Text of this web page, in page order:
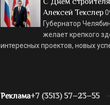
Алексей Текслер
Губернатор
желает крепкого
интересных проектов, новых
Реклама+7 (3513) 57–23–55